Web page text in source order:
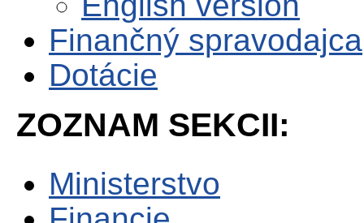
Finančný spravodajca
Dotácie
ZOZNAM SEKCII:
Ministerstvo